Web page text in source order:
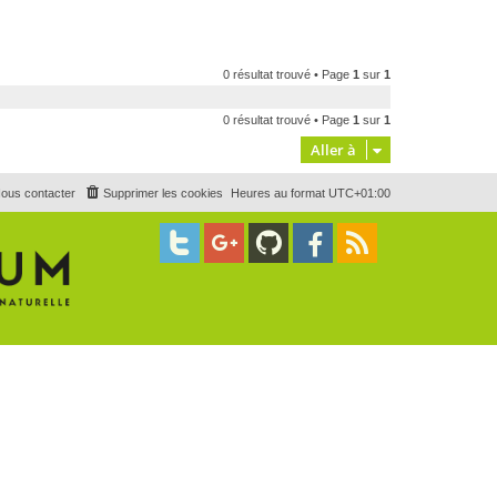
0 résultat trouvé • Page 1 sur 1
0 résultat trouvé • Page 1 sur 1
Aller à
Heures au format UTC+01:00
Supprimer les cookies
contacter